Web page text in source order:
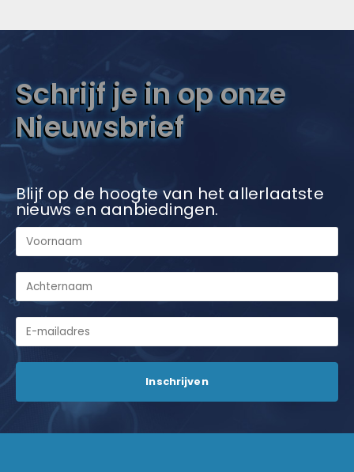
Schrijf je in op onze
Nieuwsbrief
Blijf op de hoogte van het allerlaatste
nieuws en aanbiedingen.